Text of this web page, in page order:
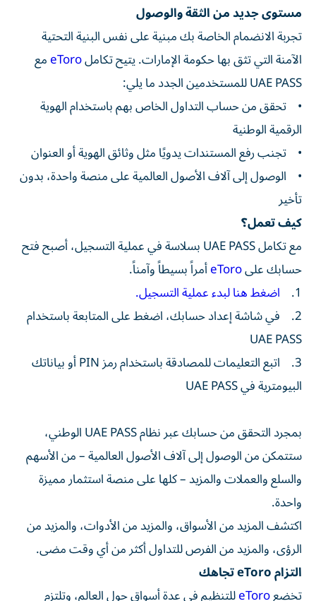
مستوى جديد من الثقة والوصول
تجربة الانضمام الخاصة بك مبنية على نفس البنية التحتية
الآمنة التي تثق بها حكومة الإمارات. يتيح تكاملeToroمع
UAE PASS للمستخدمين الجدد ما يلي:
• تحقق من حساب التداول الخاص بهم باستخدام الهوية
الرقمية الوطنية
• تجنب رفع المستندات يدويًا مثل وثائق الهوية أو العنوان
• الوصول إلى آلاف الأصول العالمية على منصة واحدة، بدون
تأخير
كيف تعمل؟
مع تكامل UAE PASS بسلاسة في عملية التسجيل، أصبح فتح
حسابك علىeToroأمراً بسيطاً وآمناً.
1.
اضغط هنا لبدء عملية التسجيل.
2. في شاشة إعداد حسابك، اضغط على المتابعة باستخدام
UAE PASS
3. اتبع التعليمات للمصادقة باستخدام رمز PIN أو بياناتك
البيومترية في UAE PASS
بمجرد التحقق من حسابك عبر نظام UAE PASS الوطني،
ستتمكن من الوصول إلى آلاف الأصول العالمية – من الأسهم
والسلع والعملات والمزيد – كلها على منصة استثمار مميزة
واحدة.
اكتشف المزيد من الأسواق، والمزيد من الأدوات، والمزيد من
الرؤى، والمزيد من الفرص للتداول أكثر من أي وقت مضى.
التزام eToro تجاهك